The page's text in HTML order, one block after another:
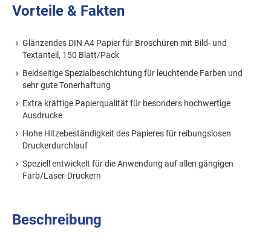
Vorteile & Fakten
Glänzendes DIN A4 Papier für Broschüren mit Bild- und
Textanteil, 150 Blatt/Pack
Beidseitige Spezialbeschichtung für leuchtende Farben und
sehr gute Tonerhaftung
Extra kräftige Papierqualität für besonders hochwertige
Ausdrucke
Hohe Hitzebeständigkeit des Papieres für reibungslosen
Druckerdurchlauf
Speziell entwickelt für die Anwendung auf allen gängigen
Farb/Laser-Druckern
Beschreibung